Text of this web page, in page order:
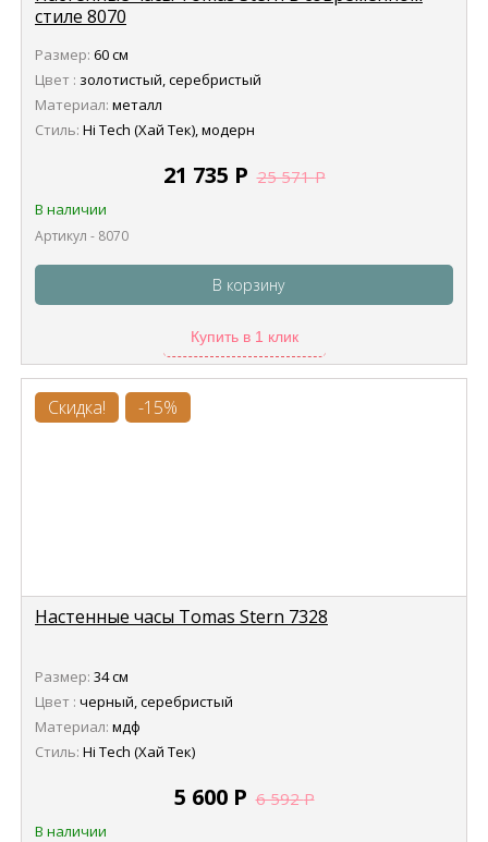
стиле 8070
Размер: 60 см
Цвет : золотистый, серебристый
Материал: металл
Стиль: Hi Tech (Хай Тек), модерн
21 735 Р 25 571Р
В наличии
Артикул - 8070
В корзину
Купить в 1 клик
Скидка! -15%
Настенные часы Tomas Stern 7328
Размер: 34 см
Цвет : черный, серебристый
Материал: мдф
Стиль: Hi Tech (Хай Тек)
5 600 Р 6 592Р
В наличии